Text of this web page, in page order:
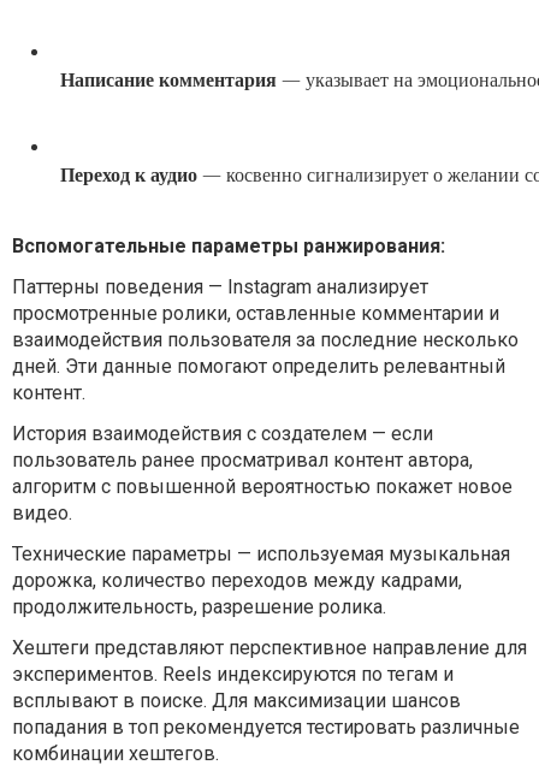
Написание комментария — указывает на
Переход к аудио — косвенно сигнализирует о желании
Вспомогательные параметры ранжирования:
Паттерны поведения — Instagram анализирует
просмотренные ролики, оставленные комментарии и
взаимодействия пользователя за последние несколько
дней. Эти данные помогают определить релевантный
контент.
История взаимодействия с создателем — если
пользователь ранее просматривал контент автора,
алгоритм с повышенной вероятностью покажет новое
видео.
Технические параметры — используемая музыкальная
дорожка, количество переходов между кадрами,
продолжительность, разрешение ролика.
Хештеги представляют перспективное направление для
экспериментов. Reels индексируются по тегам и
всплывают в поиске. Для максимизации шансов
попадания в топ рекомендуется тестировать различные
комбинации хештегов.